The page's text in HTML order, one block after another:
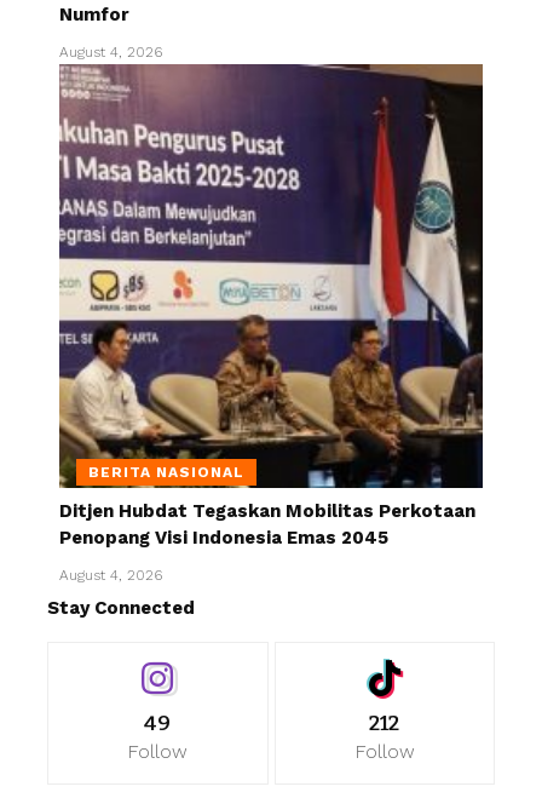
Numfor
August 4, 2026
BERITA NASIONAL
Ditjen Hubdat Tegaskan Mobilitas Perkotaan
Penopang Visi Indonesia Emas 2045
August 4, 2026
Stay Connected
49
Follow
212
Follow